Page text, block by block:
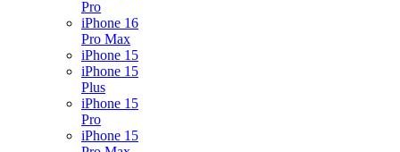
Pro
iPhone 16
Pro Max
iPhone 15
iPhone 15
Plus
iPhone 15
Pro
iPhone 15